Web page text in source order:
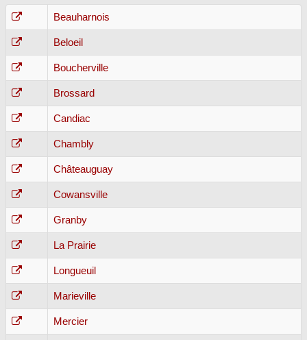
Beauharnois
Beloeil
Boucherville
Brossard
Candiac
Chambly
Châteauguay
Cowansville
Granby
La Prairie
Longueuil
Marieville
Mercier